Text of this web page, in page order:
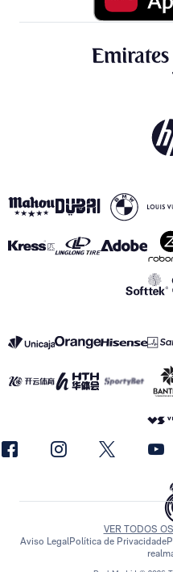
VER TODOS
Aviso LegalPolítica de Privacidade